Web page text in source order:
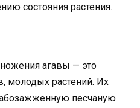
состояния растения.
агавы — это
молодых растений. Их
песчаную